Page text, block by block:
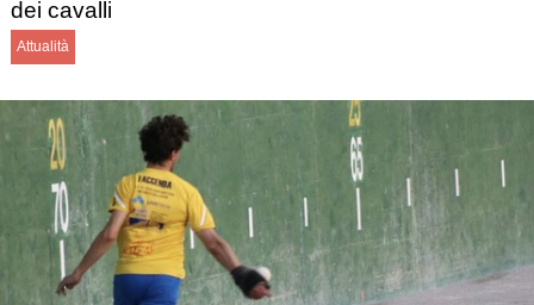
dei cavalli
Attualità